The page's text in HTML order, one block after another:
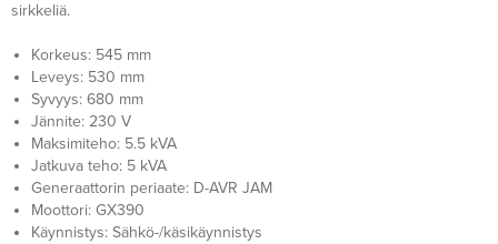
sirkkeliä.
Korkeus: 545 mm
Leveys: 530 mm
Syvyys: 680 mm
Jännite: 230 V
Maksimiteho: 5.5 kVA
Jatkuva teho: 5 kVA
Generaattorin periaate: D-AVR JAM
Moottori: GX390
Käynnistys: Sähkö-/käsikäynnistys